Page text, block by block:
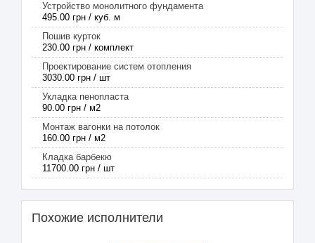
Устройство монолитного фундамента
495.00 грн / куб. м
Пошив курток
230.00 грн / комплект
Проектирование систем отопления
3030.00 грн / шт
Укладка пенопласта
90.00 грн / м2
Монтаж вагонки на потолок
160.00 грн / м2
Кладка барбекю
11700.00 грн / шт
Похожие исполнители